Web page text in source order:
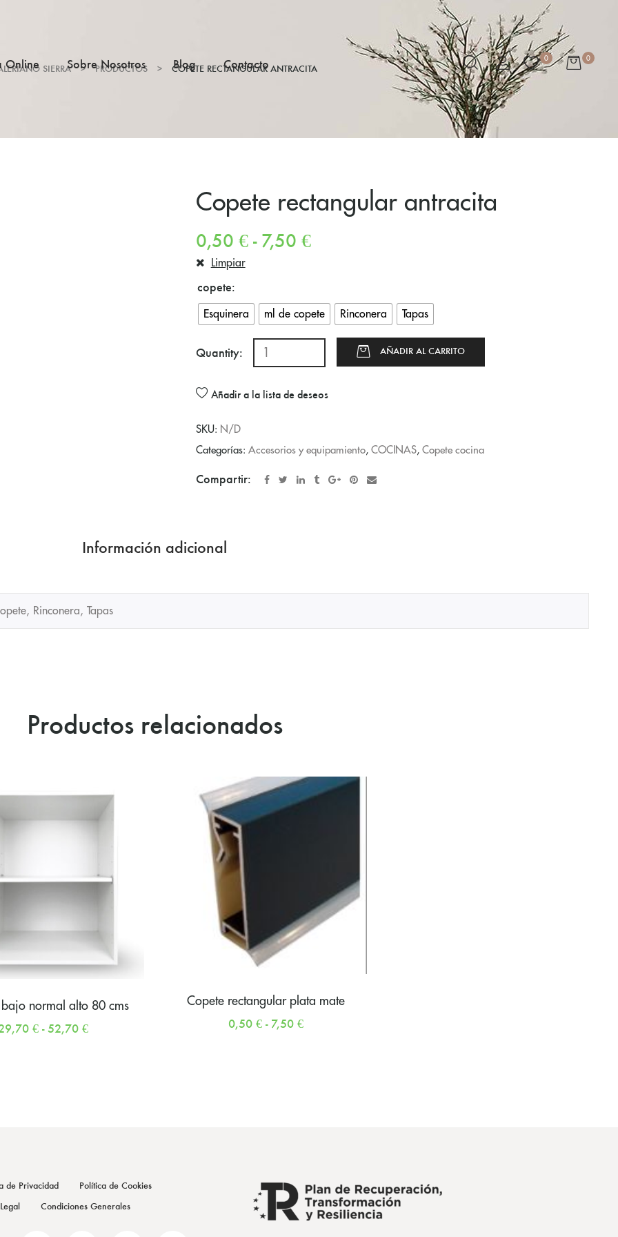
Online Sobre Nosotros Blog Contacto 0 0
SIERRA > PRODUCTOS > COPETE RECTANGULAR ANTRACITA
Copete rectangular antracita
0,50 € - 7,50 €
copete
Esquinera ml de copete Rinconera Tapas
Limpiar
Quantity: AÑADIR AL CARRITO
Añadir a la lista de deseos
SKU: N/D
Categorías: Accesorios y equipamiento, COCINAS, Copete cocina
Compartir:
Información adicional
Rinconera, Tapas
Productos relacionados
normal alto 80 cms
€ - 52,70€
Copete rectangular plata mate
0,50 € - 7,50 €
de Privacidad
Política de Cookies
Condiciones Generales